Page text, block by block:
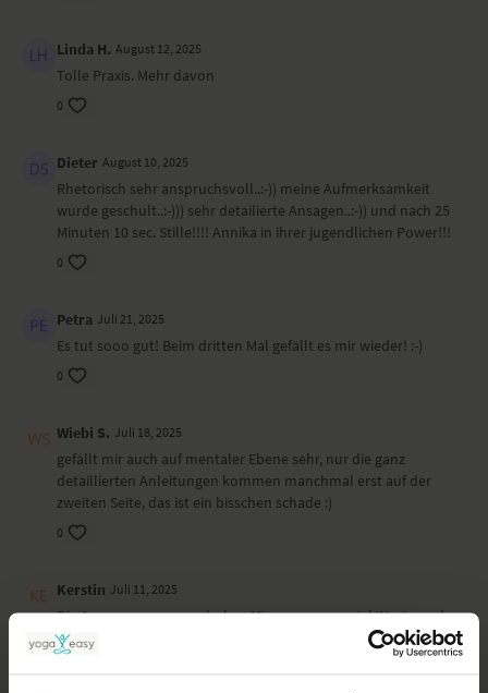
Du wirst dich hinterher erfrischt und klar fühlen und vollkommen in
Ort und Ausstattung
Dieses Video haben wir im Lux Loft Hamburg gedreht. Annika übt auf
yogaeasyerhältst du im Onlineshop von Southern Shores 15 Prozent
Rabatt) und trägt ein Outfit von Mymarini.
Linda H. August 12, 2025
Tolle Praxis. Mehr davon
0
Dieter August 10, 2025
Rhetorisch sehr anspruchsvoll..:-)) meine Aufmerksamkeit
wurde geschult..:-))) sehr detailierte Ansagen..:-)) und nach 25
Minuten 10 sec. Stille!!!! Annika in ihrer jugendlichen Power!!!
0
Petra Juli 21, 2025
Es tut sooo gut! Beim dritten Mal gefällt es mir wieder! :-)
0
Wiebi S. Juli 18, 2025
gefällt mir auch auf mentaler Ebene sehr, nur die ganz
detaillierten Anleitungen kommen manchmal erst auf der
zweiten Seite, das ist ein bisschen schade :)
0
Kerstin Juli 11, 2025
Die Asanas waren wunderbar. Mir waren es zuviel Worte und
vor allem zu schnell gesprochen.